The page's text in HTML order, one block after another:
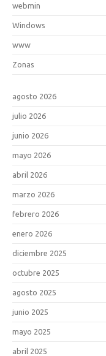
webmin
Windows
www
Zonas
agosto 2026
julio 2026
junio 2026
mayo 2026
abril 2026
marzo 2026
febrero 2026
enero 2026
diciembre 2025
octubre 2025
agosto 2025
junio 2025
mayo 2025
abril 2025